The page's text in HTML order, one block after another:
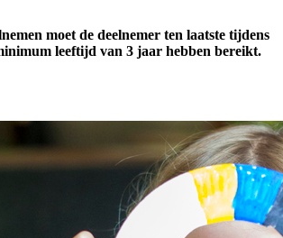
moet de deelnemer ten laatste tijdens
leeftijd van 3 jaar hebben bereikt.